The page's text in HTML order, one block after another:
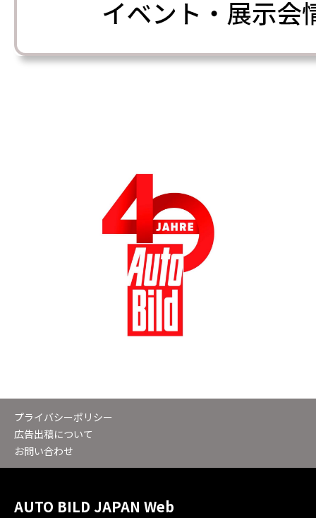
プライバシーポリシー
広告出稿について
お問い合わせ
AUTO BILD JAPAN Web